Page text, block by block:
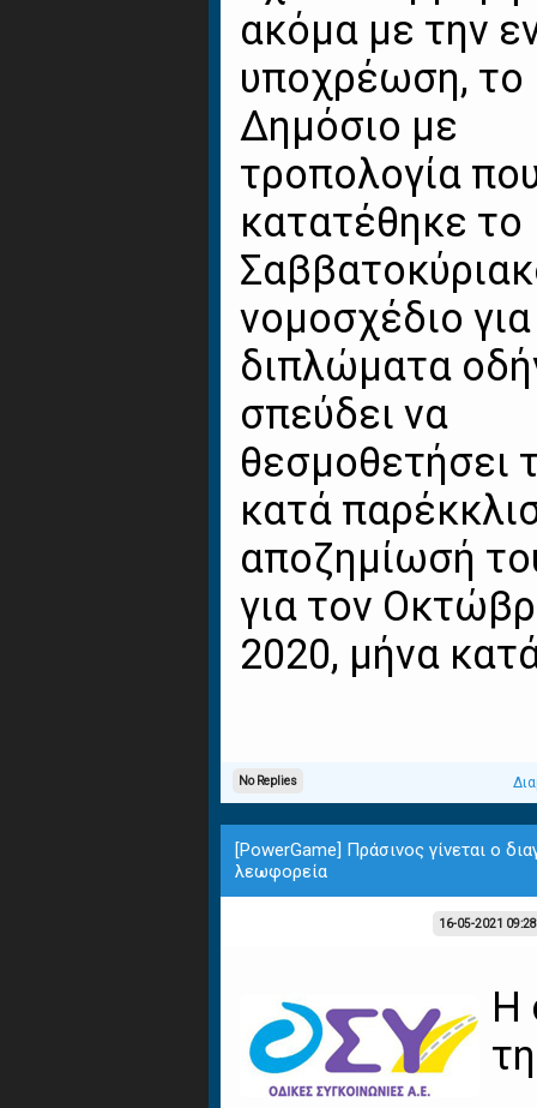
ακόμα με την
υποχρέωση, το
Δημόσιο με
τροπολογία
κατατέθηκε το
νομοσχέδιο
διπλώματα
σπεύδει να
θεσμοθετήσει
κατά
αποζημίωσή
για τον
2020, μήνα
No Replies
[PowerGame] Πράσινος γίνεται ο
λεωφορεία
16-05-2021
Η